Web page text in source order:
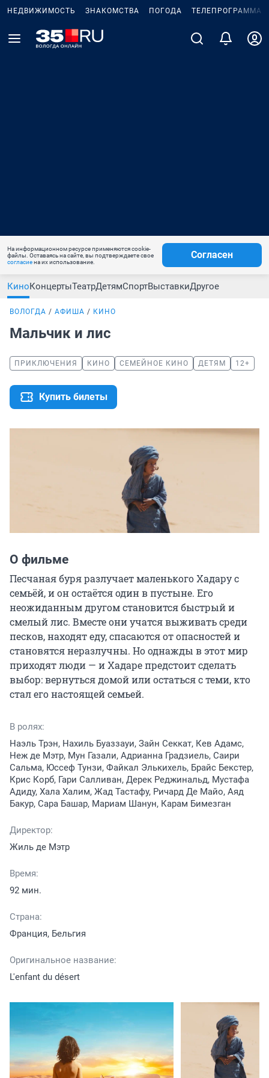
НЕДВИЖИМОСТЬ ЗНАКОМСТВА ПОГОДА ТЕЛЕПРОГРАММА
На информационном ресурсе применяются cookie-
файлы. Оставаясь на сайте, вы подтверждаете свое
согласиена их использование.
Согласен
КиноКонцертыТеатрДетямСпортВыставкиДругое
ВОЛОГДА АФИША КИНО
Мальчик и лис
ПРИКЛЮЧЕНИЯ КИНО СЕМЕЙНОЕ КИНО ДЕТЯМ 12+
Купить билеты
О фильме
Песчаная буря разлучает маленького Хадару с
семьёй, и он остаётся один в пустыне. Его
неожиданным другом становится быстрый и
смелый лис. Вместе они учатся выживать среди
песков, находят еду, спасаются от опасностей и
становятся неразлучны. Но однажды в этот мир
приходят люди — и Хадаре предстоит сделать
выбор: вернуться домой или остаться с теми, кто
стал его настоящей семьей.
В ролях:
Наэль Трэн, Нахиль Буаззауи, Зайн Секкат, Кев Адамс,
Неж де Мэтр, Мун Газали, Адрианна Градзиель, Саири
Сальма, Юссеф Тунзи, Файкал Элькихель, Брайс Бекстер,
Крис Корб, Гари Салливан, Дерек Реджинальд, Мустафа
Адиду, Хала Халим, Жад Тастафу, Ричард Де Майо, Аяд
Бакур, Сара Башар, Мариам Шанун, Карам Бимезган
Директор:
Жиль де Мэтр
Время:
92 мин.
Страна:
Франция, Бельгия
Оригинальное название:
L'enfant du désert